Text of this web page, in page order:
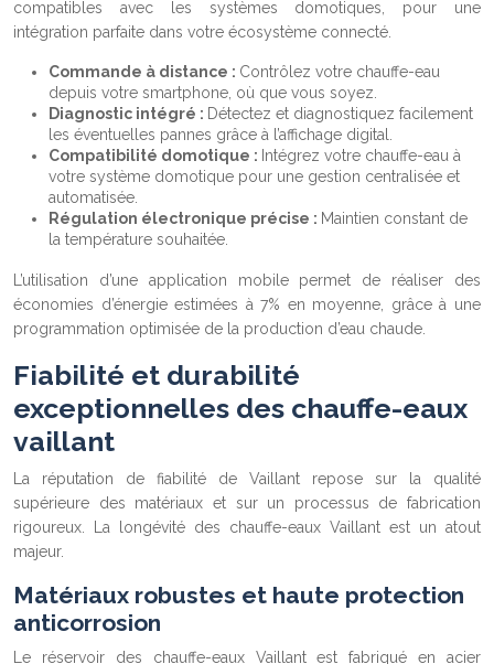
compatibles avec les systèmes domotiques, pour une
intégration parfaite dans votre écosystème connecté.
Commande à distance : Contrôlez votre chauffe-eau
depuis votre smartphone, où que vous soyez.
Diagnostic intégré : Détectez et diagnostiquez facilement
les éventuelles pannes grâce à l’affichage digital.
Compatibilité domotique : Intégrez votre chauffe-eau à
votre système domotique pour une gestion centralisée et
automatisée.
Régulation électronique précise : Maintien constant de
la température souhaitée.
L’utilisation d’une application mobile permet de réaliser des
économies d’énergie estimées à 7% en moyenne, grâce à une
programmation optimisée de la production d’eau chaude.
Fiabilité et durabilité
exceptionnelles des chauffe-eaux
vaillant
La réputation de fiabilité de Vaillant repose sur la qualité
supérieure des matériaux et sur un processus de fabrication
rigoureux. La longévité des chauffe-eaux Vaillant est un atout
majeur.
Matériaux robustes et haute protection
anticorrosion
Le réservoir des chauffe-eaux Vaillant est fabriqué en acier